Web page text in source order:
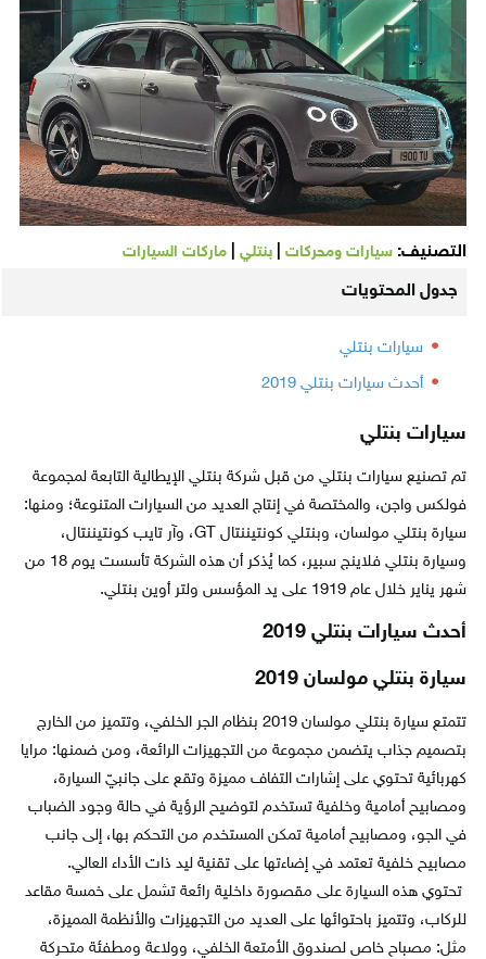
التصنيف: سيارات ومحركات| بنتلي| ماركات السيارات
جدول المحتويات
سيارات بنتلي
أحدث سيارات بنتلي 2019
سيارات بنتلي
تم تصنيع سيارات بنتلي من قبل شركة بنتلي الإيطالية التابعة لمجموعة
فولكس واجن، والمختصة في إنتاج العديد من السيارات المتنوعة؛ ومنها:
سيارة بنتلي مولسان، وبنتلي كونتيننتال GT، وآر تايب كونتيننتال،
وسيارة بنتلي فلاينج سبير، كما يُذكر أن هذه الشركة تأسست يوم 18 من
شهر يناير خلال عام 1919 على يد المؤسس ولتر أوين بنتلي.
أحدث سيارات بنتلي 2019
سيارة بنتلي مولسان 2019
تتمتع سيارة بنتلي مولسان 2019 بنظام الجر الخلفي، وتتميز من الخارج
بتصميم جذاب يتضمن مجموعة من التجهيزات الرائعة، ومن ضمنها: مرايا
كهربائية تحتوي على إشارات التفاف مميزة وتقع على جانبيّ السيارة،
ومصابيح أمامية وخلفية تستخدم لتوضيح الرؤية في حالة وجود الضباب
في الجو، ومصابيح أمامية تمكن المستخدم من التحكم بها، إلى جانب
مصابيح خلفية تعتمد في إضاءتها على تقنية ليد ذات الأداء العالي.
تحتوي هذه السيارة على مقصورة داخلية رائعة تشمل على خمسة مقاعد
للركاب، وتتميز باحتوائها على العديد من التجهيزات والأنظمة المميزة،
مثل: مصباح خاص لصندوق الأمتعة الخلفي، وولاعة ومطفئة متحركة